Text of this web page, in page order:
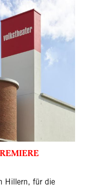
Hillern, für die